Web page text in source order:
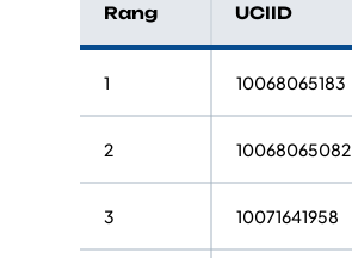
Rang UCIID
1 10068065183
2 10068065082
3 10071641958